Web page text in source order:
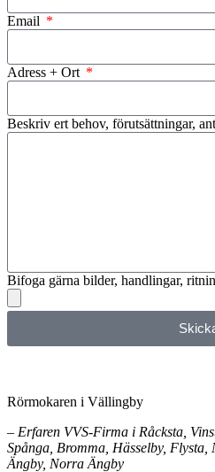
Email
Adress + Ort
Beskriv ert behov, förutsättningar,
Bifoga gärna bilder, handlingar,
Rörmokaren i Vällingby
– Erfaren VVS-Firma i Råcksta,
Spånga, Bromma, Hässelby,
Ängby, Norra Ängby